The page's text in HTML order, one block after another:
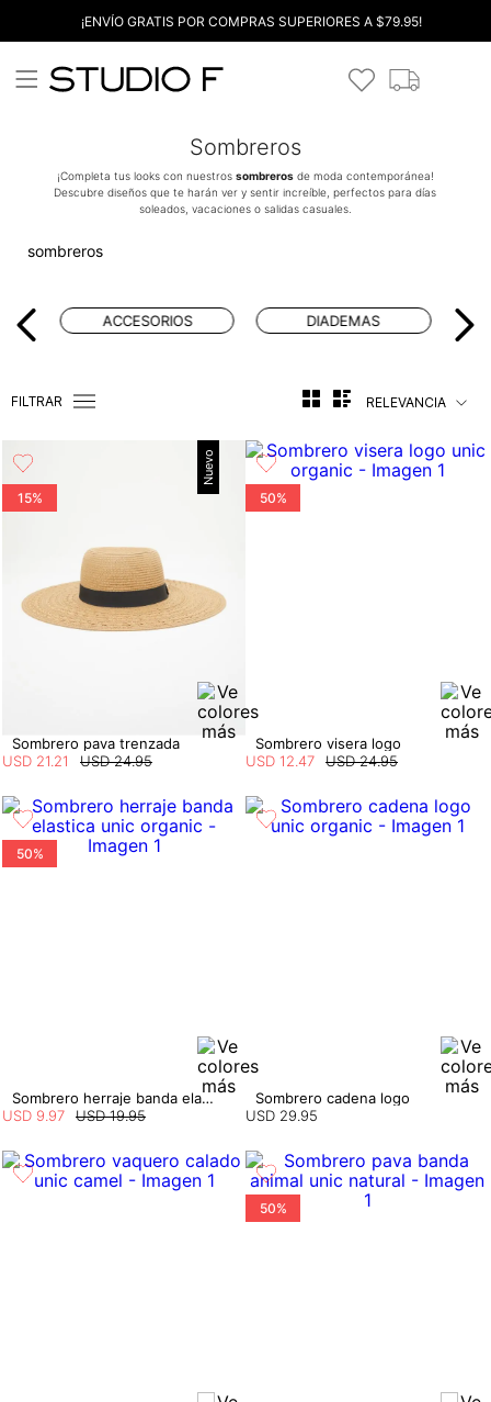
¡ENVÍO GRATIS POR COMPRAS SUPERIORES A $79.95!
Sombreros
¡Completa tus looks con nuestros sombrerosde moda contemporánea!
Descubre diseños que te harán ver y sentir increíble, perfectos para días
soleados, vacaciones o salidas casuales.
sombreros
ACCESORIOS DIADEMAS
FILTRAR RELEVANCIA
Nuevo
15%
Sombrero pava trenzada
USD 24.95
USD 21 21
50%
Sombrero visera logo
USD 24.95
USD 12 47
50%
Sombrero herraje banda elastica
USD 19.95
USD 9.97
Sombrero cadena logo
USD 29.95
50%